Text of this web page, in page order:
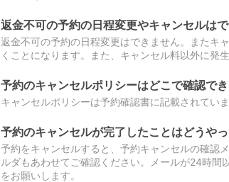
返金不可の予約の日程変更やキャンセルは
返金不可の予約の日程変更はできません。またキ
くことになります。また、キャンセル料以外に発
予約のキャンセルポリシーはどこで確認で
キャンセルポリシーは予約確認書に記載されていま
予約のキャンセルが完了したことはどうや
予約をキャンセルすると、予約キャンセルの確認
ルダもあわせてご確認ください。メールが24時
をお願いします。